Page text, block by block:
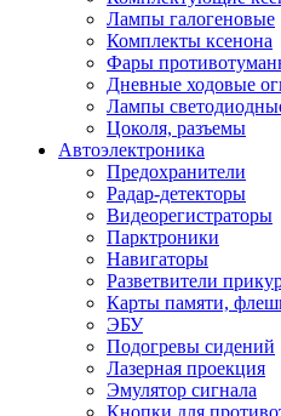
Лампы галогеновые
Комплекты ксенона
Фары
Дневные ходовые
Лампы
Цоколя, разъемы
Автоэлектроника
Предохранители
Радар-детекторы
Видеорегистраторы
Парктроники
Навигаторы
Разветвители
Карты памяти,
ЭБУ
Подогревы сидений
Лазерная проекция
Эмулятор сигнала
Кнопки для